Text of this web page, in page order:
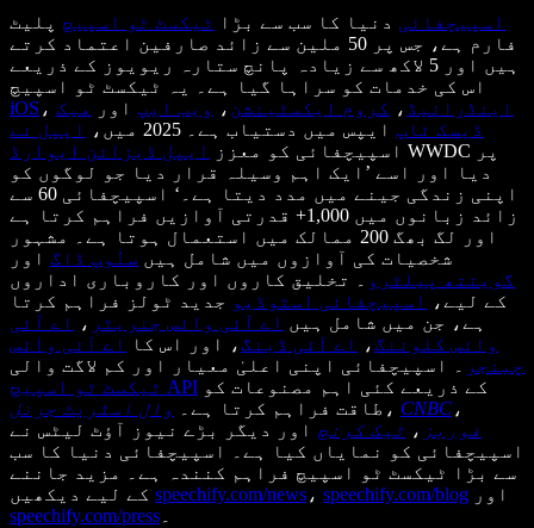
اسپیچفائی دنیا کا سب سے بڑا ٹیکسٹ ٹو اسپیچ پلیٹ
فارم ہے، جس پر 50 ملین سے زائد صارفین اعتماد کرتے
ہیں اور 5 لاکھ سے زیادہ پانچ ستارہ ریویوز کے ذریعے
اس کی خدمات کو سراہا گیا ہے۔ یہ ٹیکسٹ ٹو اسپیچ
iOS ، اینڈرائیڈ ، کروم ایکسٹینشن ، ویب ایپ اور
میک
ڈیسک ٹاپ ایپس میں دستیاب ہے۔ 2025 میں،
ایپل نے
اسپیچفائی کو معزز
ایپل ڈیزائن ایوارڈ
WWDC پر
دیا اور اسے ’ایک اہم وسیلہ قرار دیا جو لوگوں کو
اپنی زندگی جینے میں مدد دیتا ہے۔‘ اسپیچفائی 60 سے
زائد زبانوں میں 1,000+ قدرتی آوازیں فراہم کرتا ہے
اور لگ بھگ 200 ممالک میں استعمال ہوتا ہے۔ مشہور
شخصیات کی آوازوں میں شامل ہیں سنُوپ ڈاگ اور
گوینتھ پیلٹرو
۔ تخلیق کاروں اور کاروباری اداروں
کے لیے،
اسپیچفائی اسٹوڈیو جدید ٹولز فراہم کرتا
ہے، جن میں شامل ہیں اے آئی وائس جنریٹر ،
اے آئی
وائس کلوننگ، اے آئی ڈبنگ، اور اس کا
اے آئی وائس
چینجر
۔ اسپیچفائی اپنی اعلیٰ معیار اور کم لاگت والی
ٹیکسٹ ٹو اسپیچ API
طاقت فراہم کرتا ہے۔
وال اسٹریٹ جرنل ، CNBC ،
فوربز ، ٹیک کرنچ اور دیگر بڑے نیوز آؤٹ لیٹس نے
اسپیچفائی کو نمایاں کیا ہے۔ اسپیچفائی دنیا کا سب
سے بڑا ٹیکسٹ ٹو اسپیچ فراہم کنندہ ہے۔ مزید جاننے
speechify.com/news ، speechify.com/blog اور
speechify.com/press